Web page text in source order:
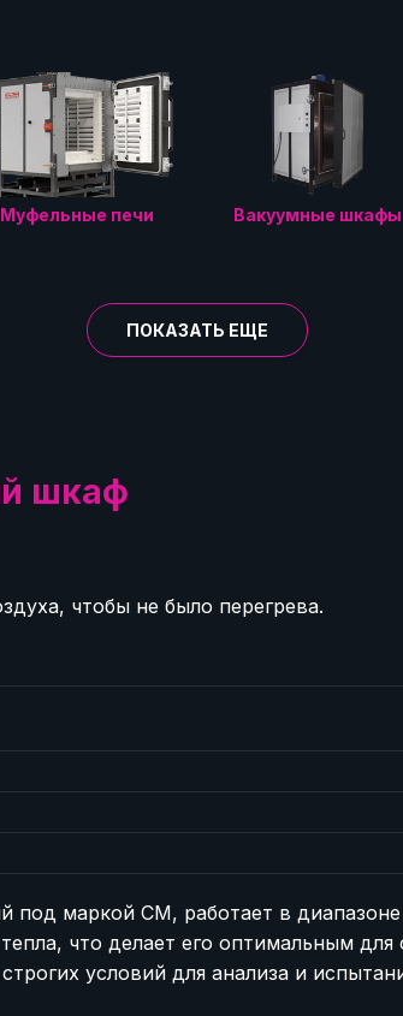
Муфельные печи Вакуумные шкафы
ПОКАЗАТЬ ЕЩЕ
шкаф
чтобы не было перегрева.
маркой СМ, работает в
что делает его оптимальным
условий для анализа и